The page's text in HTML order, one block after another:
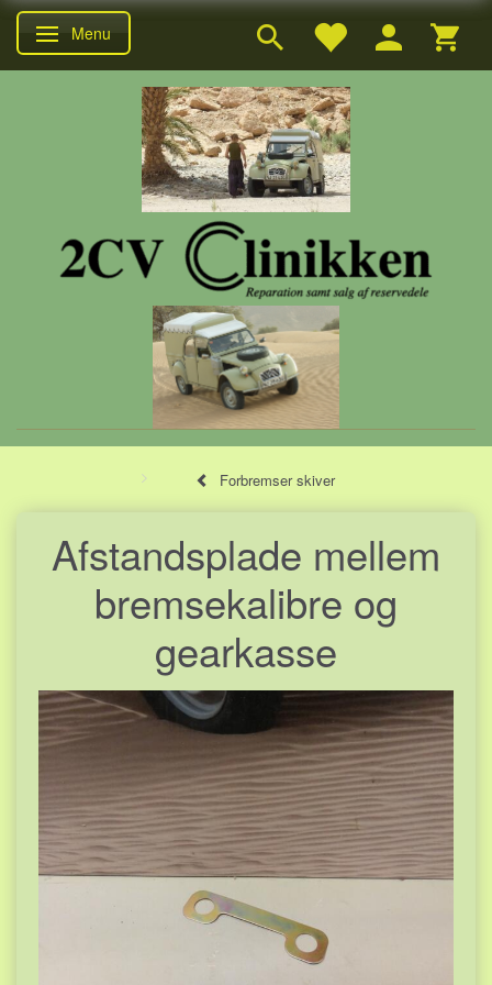
Skifte navigation
Menu
Forbremser skiver
Afstandsplade mellem
bremsekalibre og
gearkasse